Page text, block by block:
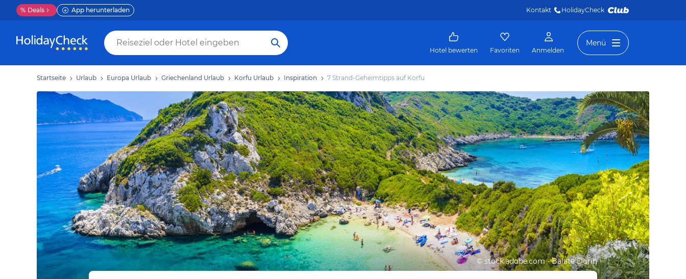
% Deals App herunterladen Kontakt HolidayCheck
Hotel bewerten Favoriten Anmelden
Menü
Startseite Urlaub Europa Urlaub Griechenland Urlaub Korfu Urlaub Inspiration 7 Strand-Geheimtipps auf Korfu
©stock.adobe.com - Balate Dorin